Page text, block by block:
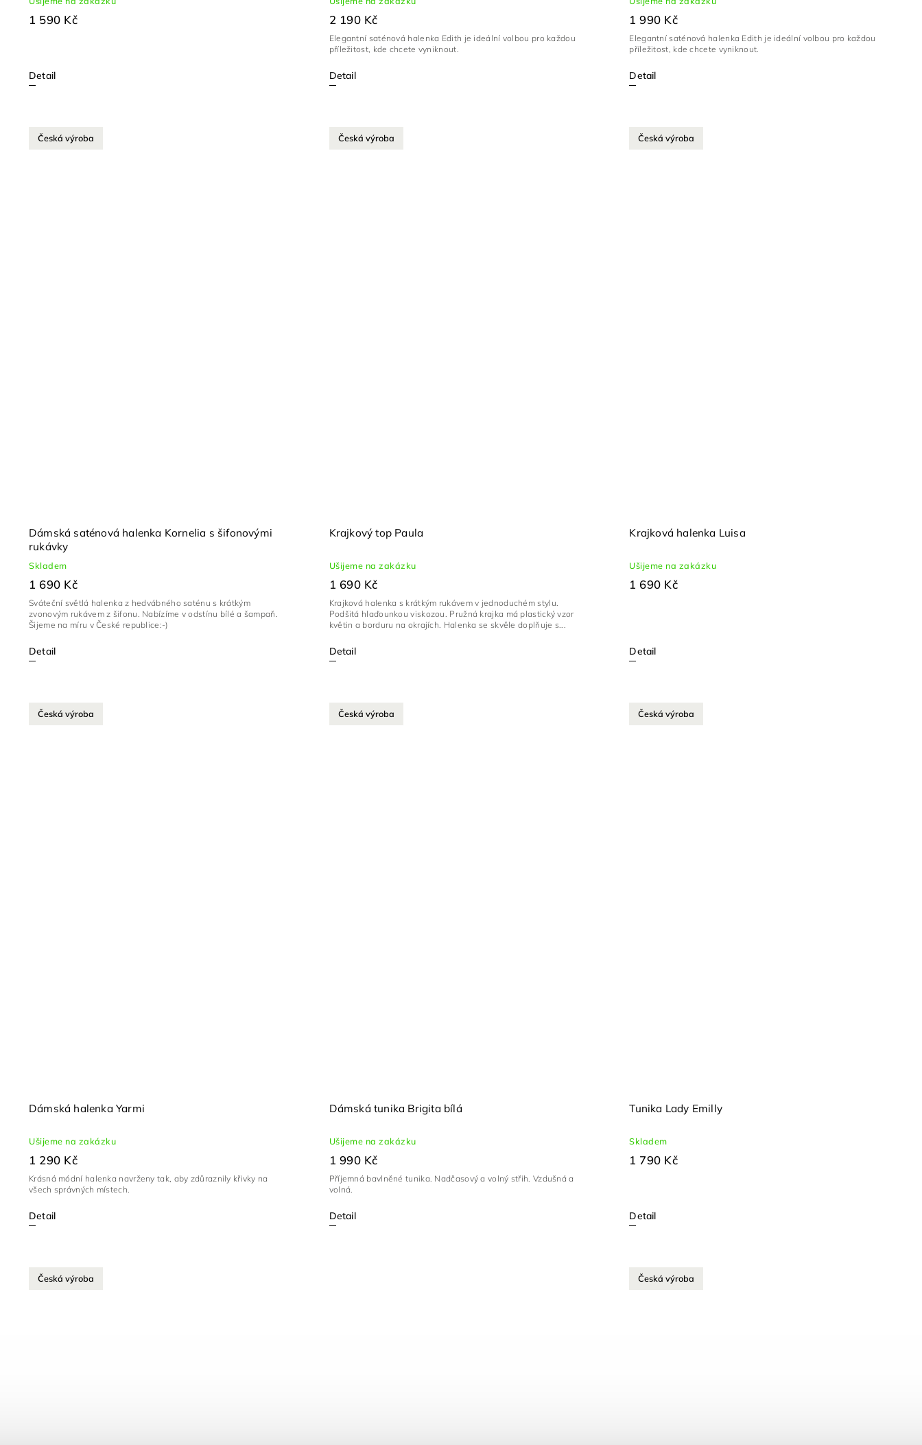
1 590 Kč
Detail
2 190 Kč
Detail
Elegantní saténová halenka Edith je ideální volbou pro každou
příležitost, kde chcete vyniknout.
1 990 Kč
Detail
Elegantní saténová halenka Edith je ideální volbou pro každou
příležitost, kde chcete vyniknout.
Česká výroba
Dámská saténová halenka Kornelia s šifonovými
rukávky
Skladem
1 690 Kč
Detail
Sváteční světlá halenka z hedvábného saténu s krátkým
zvonovým rukávem z šifonu. Nabízíme v odstínu bílé a šampaň.
Šijeme na míru v České republice:-)
Česká výroba
Krajkový top Paula
Ušijeme na zakázku
1 690 Kč
Detail
Krajková halenka s krátkým rukávem v jednoduchém stylu.
Podšitá hlaďounkou viskozou. Pružná krajka má plastický vzor
květin a borduru na okrajích. Halenka se skvěle doplňuje s...
Česká výroba
Krajková halenka Luisa
Ušijeme na zakázku
1 690 Kč
Detail
Česká výroba
Dámská halenka Yarmi
Ušijeme na zakázku
1 290 Kč
Detail
Krásná módní halenka navrženy tak, aby zdůraznily křivky na
všech správných místech.
Česká výroba
Dámská tunika Brigita bílá
Ušijeme na zakázku
1 990 Kč
Detail
Příjemná bavlněné tunika. Nadčasový a volný střih. Vzdušná a
volná.
Česká výroba
Tunika Lady Emilly
Skladem
1 790 Kč
Detail
Česká výroba Česká výroba